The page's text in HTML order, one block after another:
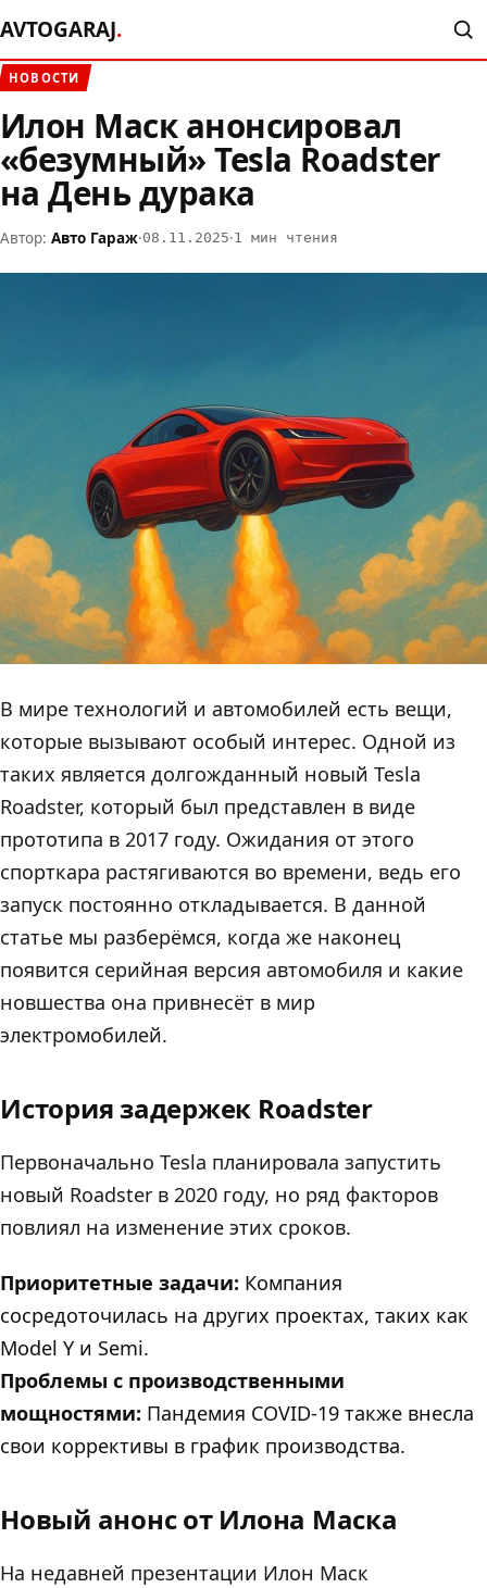
AVTOGARAJ.
НОВОСТИ
Илон Маск анонсировал
«безумный» Tesla Roadster
на День дурака
Автор: Авто Гараж·08.11.2025·1 мин чтения
В мире технологий и автомобилей есть вещи,
которые вызывают особый интерес. Одной из
таких является долгожданный новый Tesla
Roadster, который был представлен в виде
прототипа в 2017 году. Ожидания от этого
спорткара растягиваются во времени, ведь его
запуск постоянно откладывается. В данной
статье мы разберёмся, когда же наконец
появится серийная версия автомобиля и какие
новшества она привнесёт в мир
электромобилей.
История задержек Roadster
Первоначально Tesla планировала запустить
новый Roadster в 2020 году, но ряд факторов
повлиял на изменение этих сроков.
Приоритетные задачи: Компания
сосредоточилась на других проектах, таких как
Model Y и Semi.
Проблемы с производственными
мощностями: Пандемия COVID-19 также внесла
свои коррективы в график производства.
Новый анонс от Илона Маска
На недавней презентации Илон Маск